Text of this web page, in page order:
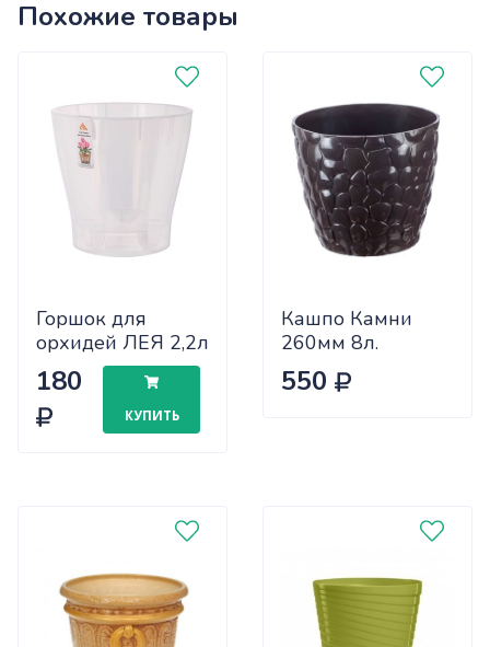
Похожие товары
Горшок для
орхидей ЛЕЯ 2,2л
ПРОЗР БШ7883
(20)
180
КУПИТЬ
Кашпо Камни
260мм 8л.
коричневый
М3171 (12)
550